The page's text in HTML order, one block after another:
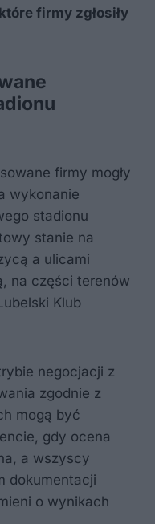
firmy zgłosiły
firmy mogły
wykonanie
stadionu
stanie na
a ulicami
na części terenów
Klub
negocjacji z
zgodnie z
mogą być
gdy ocena
a wszyscy
dokumentacji
o wynikach